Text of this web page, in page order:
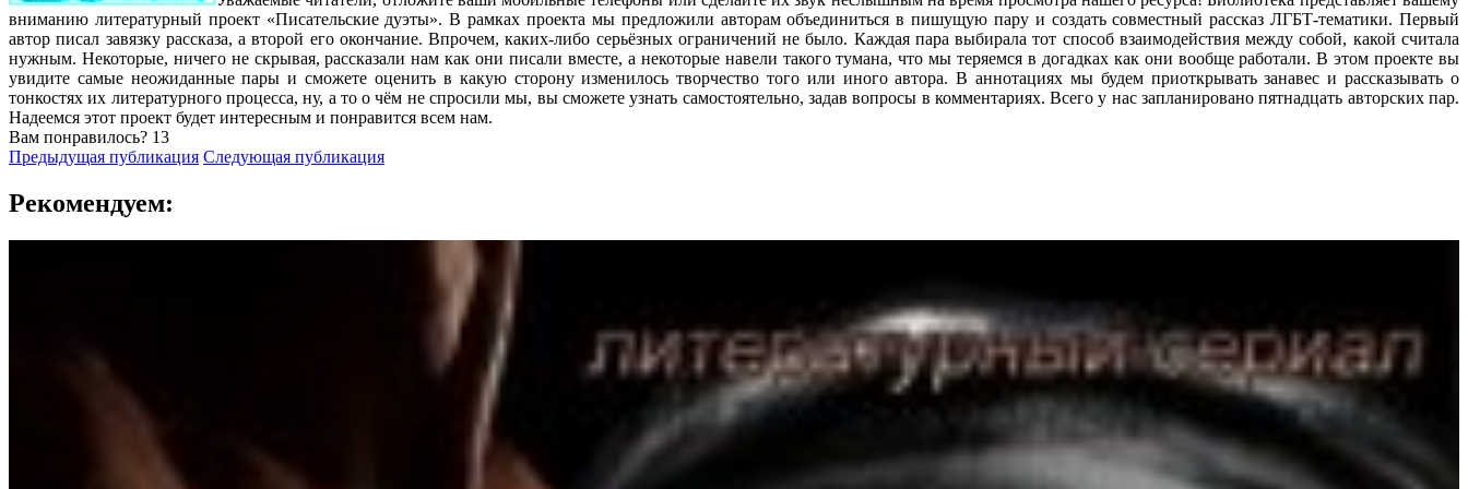
вниманию литературный проект «Писательские дуэты». В рамках проекта мы предложили авторам объединиться в пишущую пару и создать совместный рассказ ЛГБТ-тематики. Первый
автор писал завязку рассказа, а второй его окончание. Впрочем, каких-либо серьёзных ограничений не было. Каждая пара выбирала тот способ взаимодействия между собой, какой считала
нужным. Некоторые, ничего не скрывая, рассказали нам как они писали вместе, а некоторые навели такого тумана, что мы теряемся в догадках как они вообще работали. В этом проекте вы
увидите самые неожиданные пары и сможете оценить в какую сторону изменилось творчество того или иного автора. В аннотациях мы будем приоткрывать занавес и рассказывать о
тонкостях их литературного процесса, ну, а то о чём не спросили мы, вы сможете узнать самостоятельно, задав вопросы в комментариях. Всего у нас запланировано пятнадцать авторских пар.
Надеемся этот проект будет интересным и понравится всем нам.
Вам понравилось? 13
Предыдущая публикация Следующая публикация
Рекомендуем: